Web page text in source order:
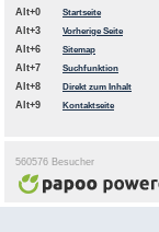
Alt+0 Startseite
Alt+3 Vorherige Seite
Alt+6 Sitemap
Alt+7 Suchfunktion
Alt+8 Direkt zum Inhalt
Alt+9 Kontaktseite
560576 Besucher